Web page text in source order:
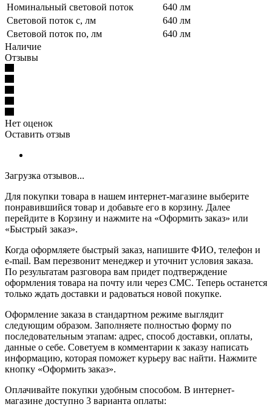
Номинальный световой поток
640 лм
Световой поток с, лм
640 лм
Световой поток по, лм
640 лм
Наличие
Отзывы
Нет оценок
Оставить отзыв
Загрузка отзывов...
Для покупки товара в нашем интернет-магазине выберите
понравившийся товар и добавьте его в корзину. Далее
перейдите в Корзину и нажмите на «Оформить заказ» или
«Быстрый заказ».
Когда оформляете быстрый заказ, напишите ФИО, телефон и
e-mail. Вам перезвонит менеджер и уточнит условия заказа.
По результатам разговора вам придет подтверждение
оформления товара на почту или через СМС. Теперь останется
только ждать доставки и радоваться новой покупке.
Оформление заказа в стандартном режиме выглядит
следующим образом. Заполняете полностью форму по
последовательным этапам: адрес, способ доставки, оплаты,
данные о себе. Советуем в комментарии к заказу написать
информацию, которая поможет курьеру вас найти. Нажмите
кнопку «Оформить заказ».
Оплачивайте покупки удобным способом. В интернет-
магазине доступно 3 варианта оплаты: